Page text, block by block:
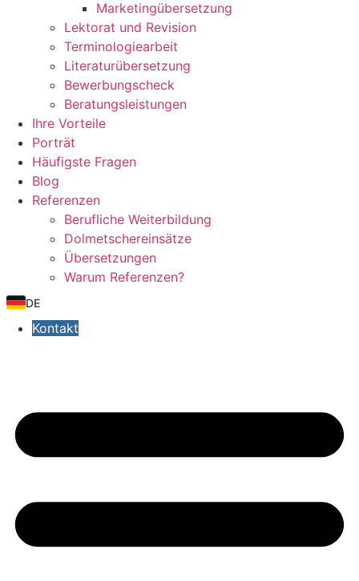
Marketingübersetzung
Lektorat und Revision
Terminologiearbeit
Literaturübersetzung
Bewerbungscheck
Beratungsleistungen
Ihre Vorteile
Porträt
Häufigste Fragen
Blog
Referenzen
Berufliche Weiterbildung
Dolmetschereinsätze
Übersetzungen
Warum Referenzen?
DE
Kontakt